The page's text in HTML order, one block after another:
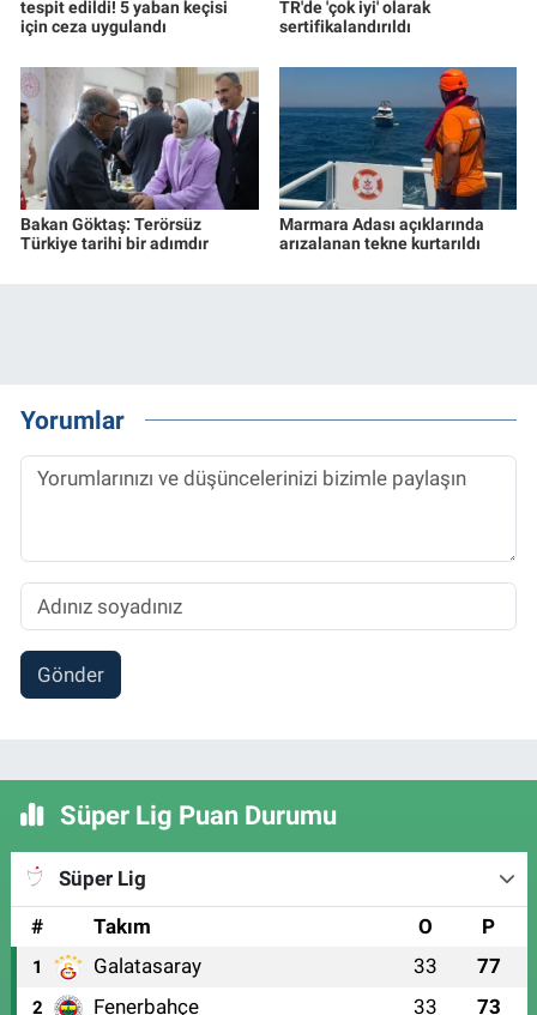
tespit edildi! 5 yaban keçisi
için ceza uygulandı
TR'de 'çok iyi' olarak
sertifikalandırıldı
Bakan Göktaş: Terörsüz
Türkiye tarihi bir adımdır
Marmara Adası açıklarında
arızalanan tekne kurtarıldı
Yorumlar
Gönder
Süper Lig Puan Durumu
Süper Lig
#
Takım O P
1 Galatasaray 33 77
2 Fenerbahçe 33 73